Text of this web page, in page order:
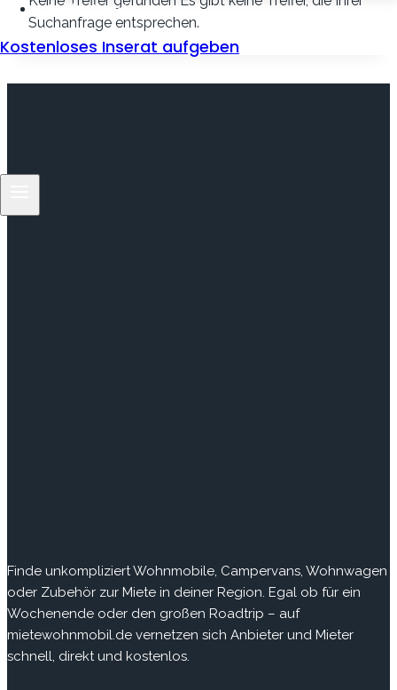
Mein Konto
Kostenloses Inserat aufgeben
Suchanfrage entsprechen.
Finde unkompliziert Wohnmobile, Campervans, Wohnwagen
oder Zubehör zur Miete in deiner Region. Egal ob für ein
Wochenende oder den großen Roadtrip – auf
mietewohnmobil.de vernetzen sich Anbieter und Mieter
schnell, direkt und kostenlos.